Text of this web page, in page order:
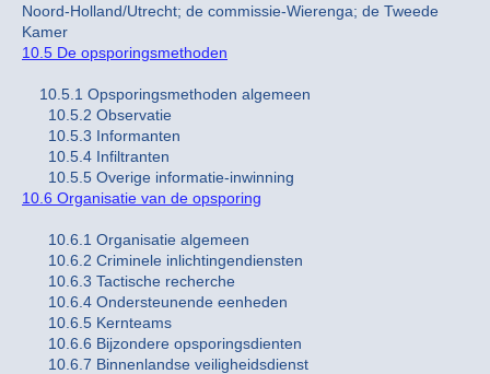
Noord-Holland/Utrecht; de commissie-Wierenga; de Tweede
Kamer
10.5 De opsporingsmethoden
10.5.1 Opsporingsmethoden algemeen
10.5.2 Observatie
10.5.3 Informanten
10.5.4 Infiltranten
10.5.5 Overige informatie-inwinning
10.6 Organisatie van de opsporing
10.6.1 Organisatie algemeen
10.6.2 Criminele inlichtingendiensten
10.6.3 Tactische recherche
10.6.4 Ondersteunende eenheden
10.6.5 Kernteams
10.6.6 Bijzondere opsporingsdienten
10.6.7 Binnenlandse veiligheidsdienst